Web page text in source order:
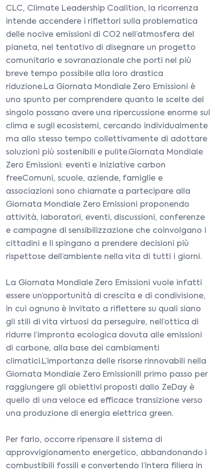
CLC, Climate Leadership Coalition, la ricorrenza
intende accendere i riflettori sulla problematica
delle nocive emissioni di CO2 nell’atmosfera del
pianeta, nel tentativo di disegnare un progetto
comunitario e sovranazionale che porti nel più
breve tempo possibile alla loro drastica
riduzione.La Giornata Mondiale Zero Emissioni è
uno spunto per comprendere quanto le scelte del
singolo possano avere una ripercussione enorme sul
clima e sugli ecosistemi, cercando individualmente
ma allo stesso tempo collettivamente di adottare
soluzioni più sostenibili e pulite.Giornata Mondiale
Zero Emissioni: eventi e iniziative carbon
freeComuni, scuole, aziende, famiglie e
associazioni sono chiamate a partecipare alla
Giornata Mondiale Zero Emissioni proponendo
attività, laboratori, eventi, discussioni, conferenze
e campagne di sensibilizzazione che coinvolgano i
cittadini e li spingano a prendere decisioni più
rispettose dell’ambiente nella vita di tutti i giorni.
La Giornata Mondiale Zero Emissioni vuole infatti
essere un’opportunità di crescita e di condivisione,
in cui ognuno è invitato a riflettere su quali siano
gli stili di vita virtuosi da perseguire, nell’ottica di
ridurre l’impronta ecologica dovuta alle emissioni
di carbone, alla base dei cambiamenti
climatici.L’importanza delle risorse rinnovabili nella
Giornata Mondiale Zero EmissioniIl primo passo per
raggiungere gli obiettivi proposti dallo ZeDay è
quello di una veloce ed efficace transizione verso
una produzione di energia elettrica green.
Per farlo, occorre ripensare il sistema di
approvvigionamento energetico, abbandonando i
combustibili fossili e convertendo l’intera filiera in